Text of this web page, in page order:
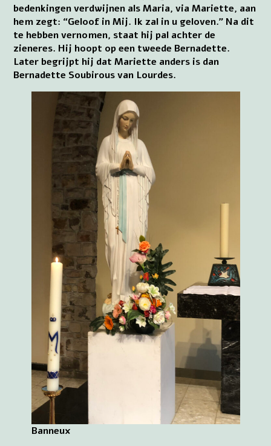
bedenkingen verdwijnen als Maria, via Mariette, aan
hem zegt: “Geloof in Mij. Ik zal in u geloven.” Na dit
te hebben vernomen, staat hij pal achter de
zieneres. Hij hoopt op een tweede Bernadette.
Later begrijpt hij dat Mariette anders is dan
Bernadette Soubirous van Lourdes.
Banneux